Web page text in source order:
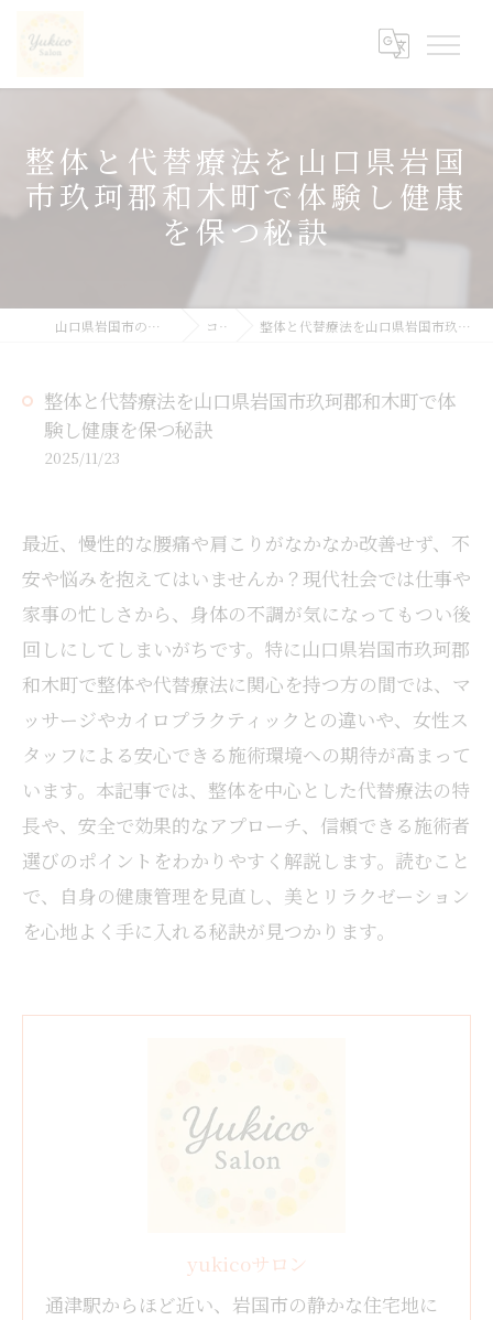
整体と代替療法を山口県岩国
市玖珂郡和木町で体験し健康
を保つ秘訣
山口県岩国市の整体ならyukicoサロン コラム 整体と代替療法を山口県岩国市玖珂郡和木町で体験し健康を保つ秘訣
整体と代替療法を山口県岩国市玖珂郡和木町で体
験し健康を保つ秘訣
2025/11/23
最近、慢性的な腰痛や肩こりがなかなか改善せず、不
安や悩みを抱えてはいませんか？現代社会では仕事や
家事の忙しさから、身体の不調が気になってもつい後
回しにしてしまいがちです。特に山口県岩国市玖珂郡
和木町で整体や代替療法に関心を持つ方の間では、マ
ッサージやカイロプラクティックとの違いや、女性ス
タッフによる安心できる施術環境への期待が高まって
います。本記事では、整体を中心とした代替療法の特
長や、安全で効果的なアプローチ、信頼できる施術者
選びのポイントをわかりやすく解説します。読むこと
で、自身の健康管理を見直し、美とリラクゼーション
を心地よく手に入れる秘訣が見つかります。
yukicoサロン
通津駅からほど近い、岩国市の静かな住宅地に